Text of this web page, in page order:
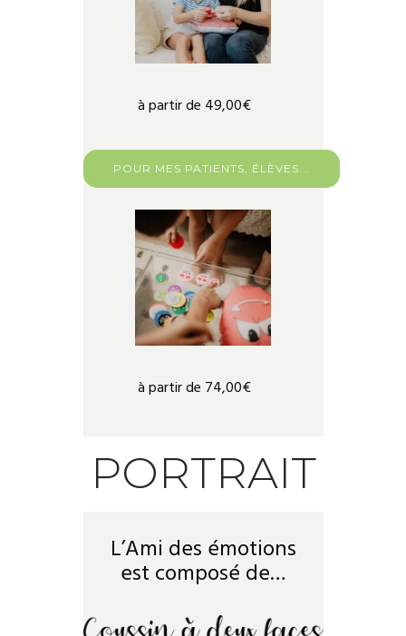
à partir de 49,00€
POUR MES PATIENTS, ÉLÈVES...
à partir de 74,00€
PORTRAIT
L’Ami des émotions
est composé de…